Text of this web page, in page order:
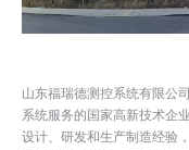
山东福瑞德测控系统有限公
系统服务的国家高新技术企
设计、研发和生产制造经验